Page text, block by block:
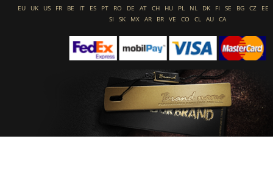
EU UK US FR BE IT ES PT RO DE AT CH HU PL NL DK FI SE BG CZ
EE
SI
SK MX AR BR VE CO CL AU CA